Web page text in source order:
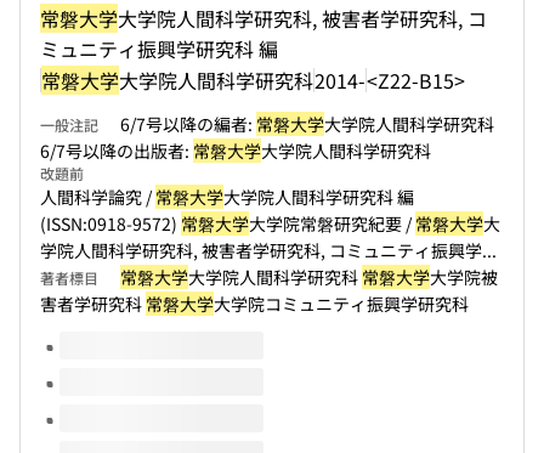
常磐大学大学院人間科学研究科, 被害者学研究科, コ
ミュニティ振興学研究科 編
常磐大学大学院人間科学研究科2014-<Z22-B15>
一般注記 6/7号以降の編者: 常磐大学大学院人間科学研究科
6/7号以降の出版者: 常磐大学大学院人間科学研究科
改題前
人間科学論究 /常磐大学大学院人間科学研究科 編
(ISSN:0918-9572) 常磐大学大学院常磐研究紀要 /常磐大学大
学院人間科学研究科, 被害者学研究科, コミュニティ振興学...
著者標目 常磐大学大学院人間科学研究科 常磐大学大学院被
害者学研究科 常磐大学大学院コミュニティ振興学研究科
このタイトルの巻号